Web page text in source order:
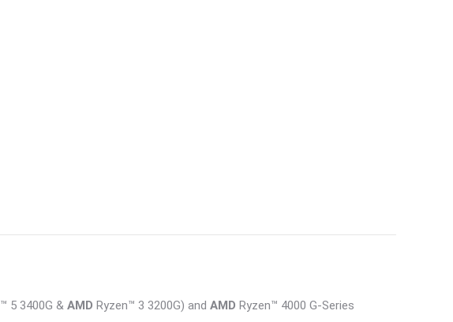
5 3400G & AMD Ryzen™ 3 3200G) and AMD Ryzen™ 4000 G-Series